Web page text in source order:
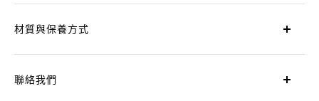
材質與保養方式
聯絡我們